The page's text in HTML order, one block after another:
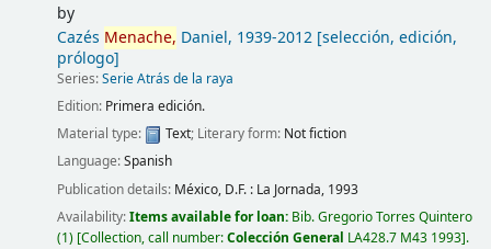
by
Cazés Menache, Daniel, 1939-2012[selección, edición,
prólogo]
Series:Serie Atrás de la raya
Edition: Primera edición.
Material type:
Text; Literary form: Not fiction
Language:Spanish
Publication details: México, D.F. : La Jornada, 1993
Availability:Items available for loan: Bib. Gregorio Torres Quintero
(1) Collection, call number:Colección General LA428.7 M43 1993 .